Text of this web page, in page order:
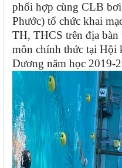
phối hợp cùng CLB
Phước) tổ chức khai
TH, THCS trên địa bàn
môn chính thức tại
Dương năm học 2019-